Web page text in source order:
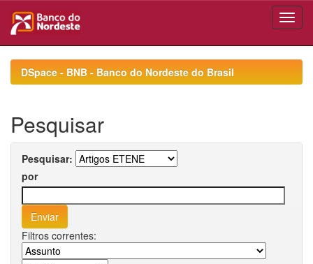
navigationDSpace - BNB - Banco do Nordeste do Brasil
Pesquisar
Pesquisar:
por
Filtros correntes: